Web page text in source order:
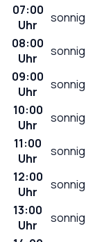
07:00
Uhr
sonnig
08:00
Uhr
sonnig
09:00
Uhr
sonnig
10:00
Uhr
sonnig
11:00
Uhr
sonnig
12:00
Uhr
sonnig
13:00
Uhr
sonnig